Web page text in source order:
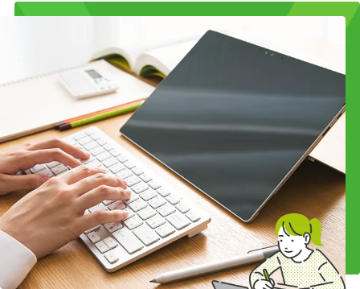
ない買い替え判断時期
学校・塾のICT担当者が抱えやすい悩みとは？
よくある課題と見直しポイントを整理